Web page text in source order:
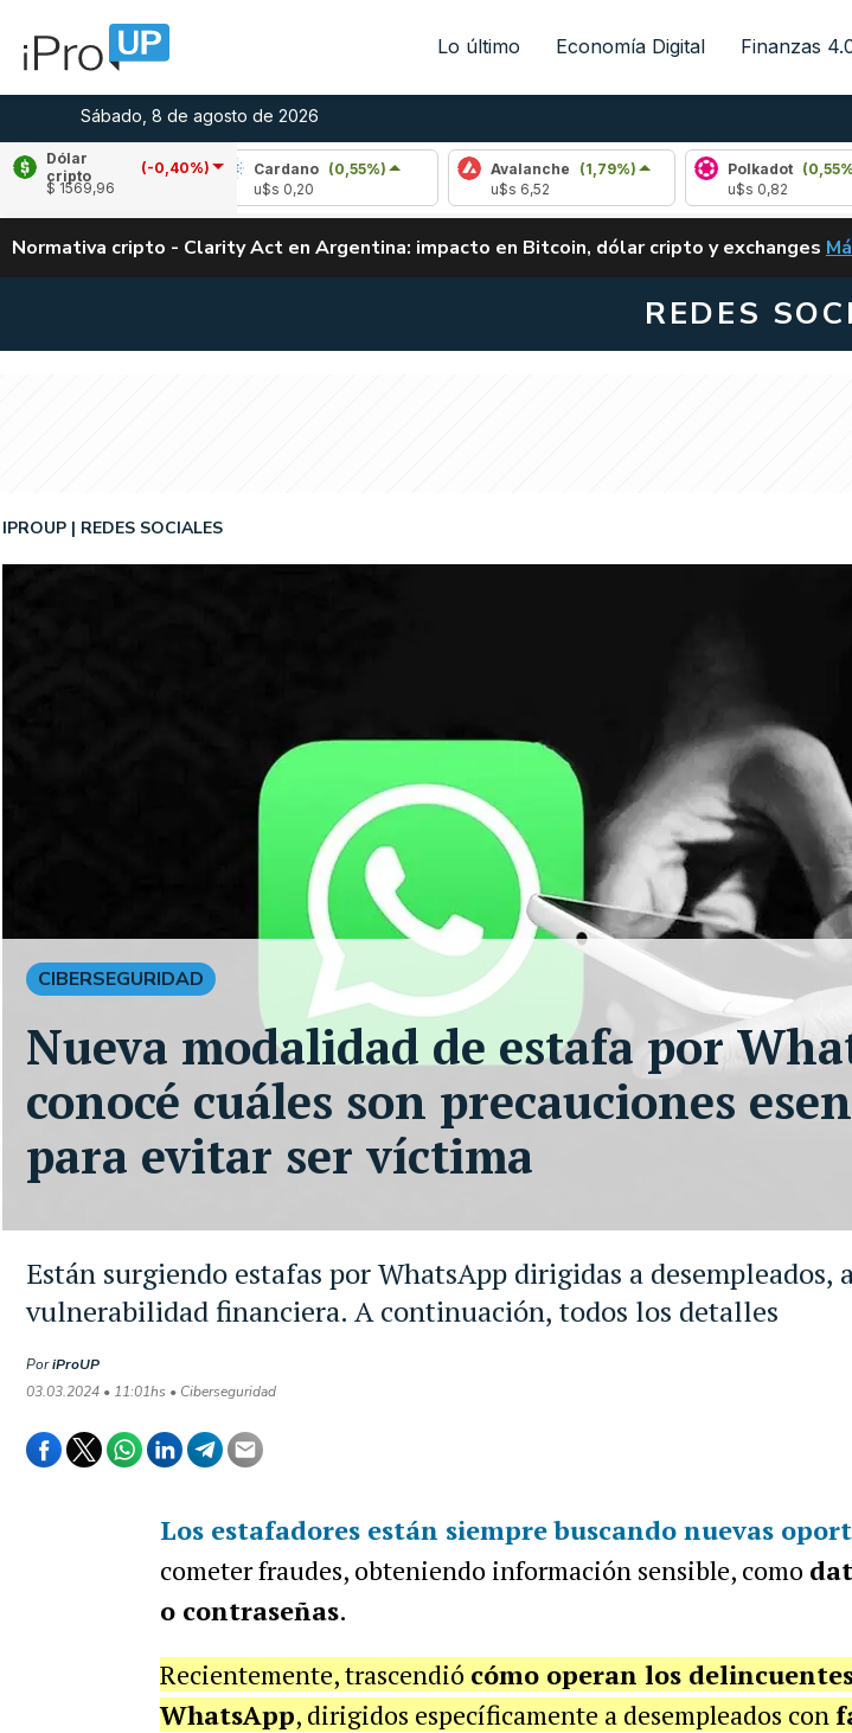
Lo último Economía Digital Finanzas
Sábado, 8 de agosto de 2026
Dólar
cripto
(-0,40%)
$ 1569,96
Cardano
(0,55%)
Avalanche
(1,79%)
Polkadot
(0,55%)
Normativa cripto - Clarity Act en Argentina: impacto en Bitcoin, dólar cripto y exchanges
REDES
Están surgiendo estafas por WhatsApp dirigidas a desempleados,
vulnerabilidad financiera. A continuación, todos los detalles
IPROUP REDES SOCIALES
PoriProUP
03.03.2024 • 11:01hs • Ciberseguridad
CIBERSEGURIDAD
Nueva modalidad de estafa por
conocé cuáles son precauciones
para evitar ser víctima
Los estafadoresestán siempre buscando nuevas
cometer fraudes, obteniendo información sensible, como
o contraseñas.
Recientemente, trascendió cómo operan los
WhatsApp, dirigidos específicamente a desempleados con